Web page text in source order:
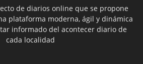
de diarios online que se propone
plataforma moderna, ágil y dinámica
informado del acontecer diario de
cada localidad